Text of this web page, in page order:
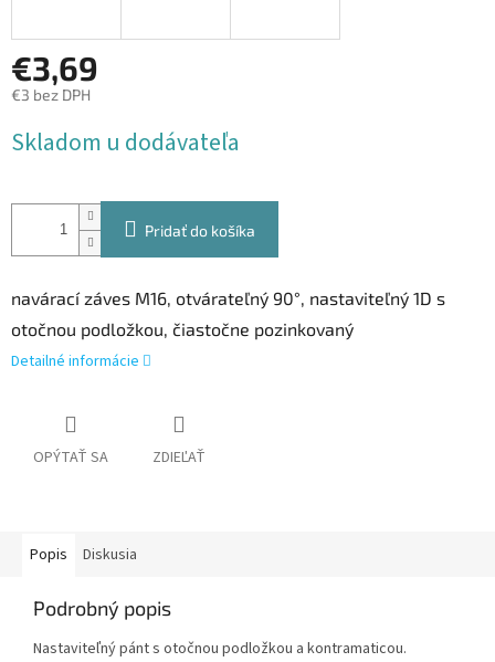
€3,69
€3 bez DPH
cena:
Skladom u dodávateľa
Pridať do košíka
navárací záves M16, otvárateľný 90°, nastaviteľný 1D s
otočnou podložkou, čiastočne pozinkovaný
Detailné informácie
OPÝTAŤ SA ZDIEĽAŤ
Popis Diskusia
Podrobný popis
Nastaviteľný pánt s otočnou podložkou a kontramaticou.